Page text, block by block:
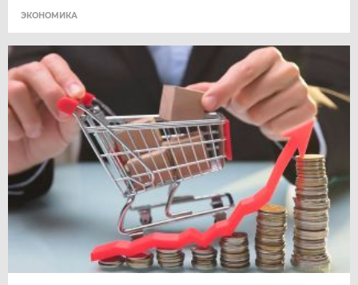
ЭКОНОМИКА